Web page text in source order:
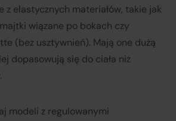
z elastycznych materiałów, takie jak
wiązane po bokach czy
(bez usztywnień). Mają one dużą
dopasowują się do ciała niż
modeli z regulowanymi